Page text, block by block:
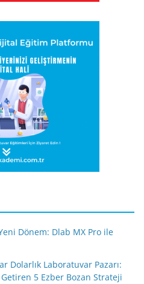
Dönem: Dlab MX Pro ile
Dolarlık Laboratuvar Pazarı:
5 Ezber Bozan Strateji